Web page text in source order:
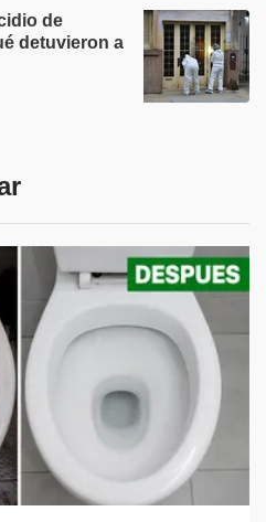
de
detuvieron a